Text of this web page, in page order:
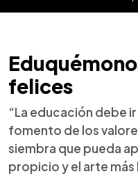
felices
“La educación debe
fomento de los
siembra que pueda
propicio y el arte más